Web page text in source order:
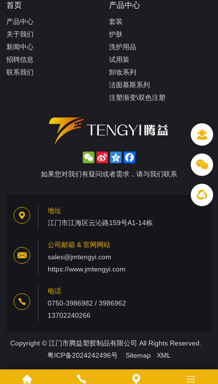
首页
产品中心
关于我们
新闻中心
招聘信息
联系我们
产品中心
套装
护肤
洗护用品
试用装
卸妆系列
洁面慕斯系列
注塑渐变\双色注塑
WeChat
Sina
Weibo
Qzone
如果您对我们有疑问或者需求，请与我们联系
地址
江门市江海区云沁路159号A1-14栋
公司邮箱 & 官网网站
sales@jmtengyi.com
https://www.jmtengyi.com
电话
0750-3986982 / 3986962
13702240266
Copyright © 江门市腾益塑胶制品有限公司 All Rights Reserved.
粤ICP备2024242496号
Sitemap XML